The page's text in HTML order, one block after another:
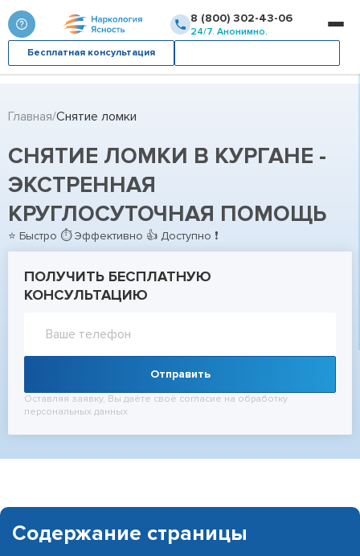
8 (800) 302-43-06
24/7. Анонимно.
Бесплатная консультация
Главная Снятие ломки
СНЯТИЕ ЛОМКИ В КУРГАНЕ -
ЭКСТРЕННАЯ
КРУГЛОСУТОЧНАЯ ПОМОЩЬ
⭐ Быстро ⏱ Эффективно 👍 Доступно ❗
ПОЛУЧИТЬ БЕСПЛАТНУЮ
КОНСУЛЬТАЦИЮ
Отправить
Оставляя заявку, Вы даёте своё согласие на обработку
персональных данных
Содержание страницы